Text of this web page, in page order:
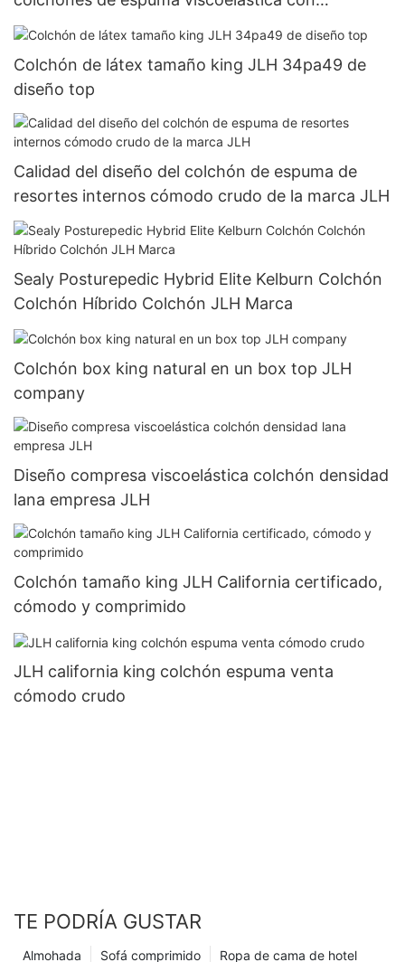
compresa para dormir real
Colchón de látex tamaño king JLH 34pa49 de
diseño top
Calidad del diseño del colchón de espuma de
resortes internos cómodo crudo de la marca JLH
Sealy Posturepedic Hybrid Elite Kelburn Colchón
Colchón Híbrido Colchón JLH Marca
Colchón box king natural en un box top JLH
company
Diseño compresa viscoelástica colchón densidad
lana empresa JLH
Colchón tamaño king JLH California certificado,
cómodo y comprimido
JLH california king colchón espuma venta
cómodo crudo
TE PODRÍA GUSTAR
Ropa de cama de hotel
Sofá comprimido
Almohada